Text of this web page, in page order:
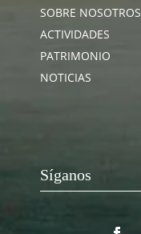
SOBRE NOSOTROS
ACTIVIDADES
PATRIMONIO
NOTICIAS
Síganos